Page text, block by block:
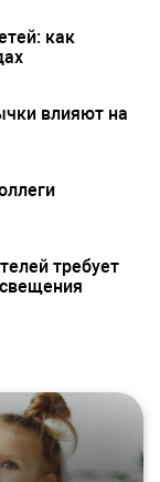
как
влияют на
требует